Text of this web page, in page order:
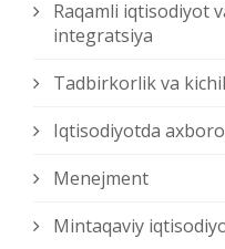
Raqamli iqtisodiyot
integratsiya
Tadbirkorlik va
Iqtisodiyotda
Menejment
Mintaqaviy